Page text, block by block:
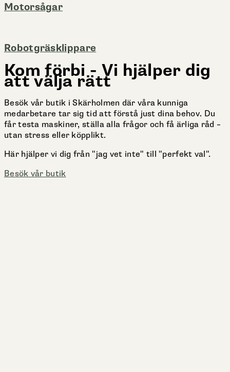
Motorsågar
Robotgräsklippare
Kom förbi - Vi hjälper dig
att välja rätt
Besök vår butik i Skärholmen där våra kunniga
medarbetare tar sig tid att förstå just dina behov. Du
får testa maskiner, ställa alla frågor och få ärliga råd –
utan stress eller köpplikt.
Här hjälper vi dig från "jag vet inte" till "perfekt val".
Besök vår butik